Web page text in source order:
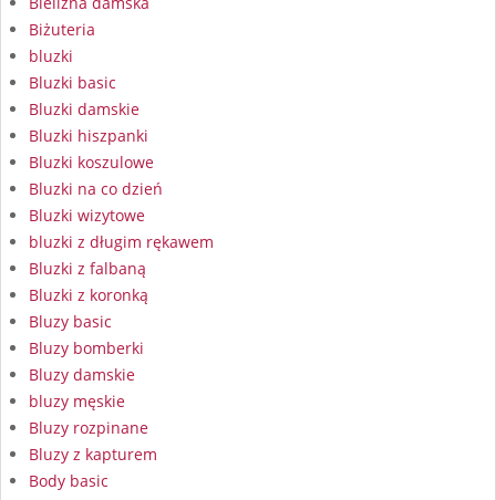
Biżuteria
bluzki
Bluzki basic
Bluzki damskie
Bluzki hiszpanki
Bluzki koszulowe
Bluzki na co dzień
Bluzki wizytowe
bluzki z długim rękawem
Bluzki z falbaną
Bluzki z koronką
Bluzy basic
Bluzy bomberki
Bluzy damskie
bluzy męskie
Bluzy rozpinane
Bluzy z kapturem
Body basic